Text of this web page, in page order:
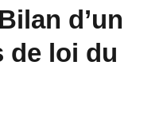
Bilan d’un
de loi du